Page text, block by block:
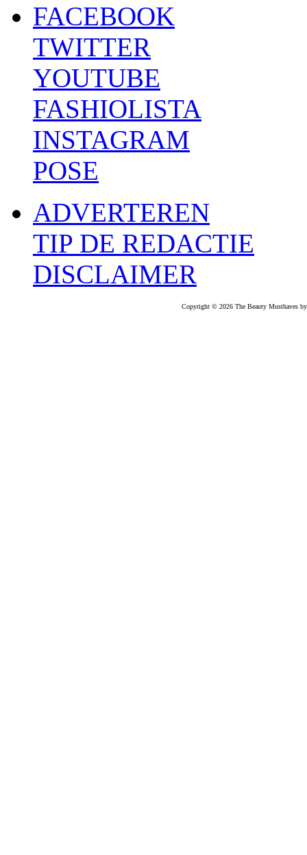
FACEBOOK
TWITTER
YOUTUBE
FASHIOLISTA
INSTAGRAM
POSE
ADVERTEREN
TIP DE REDACTIE
DISCLAIMER
Copyright © 2026 The Beauty Musthaves